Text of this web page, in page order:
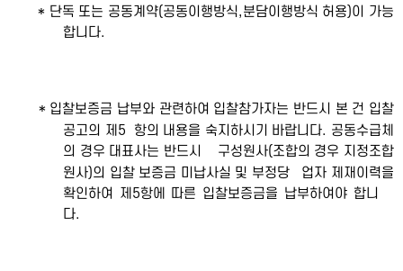
* 단독 또는 공동계약(공동이행방식,분담이행방식 허용)이 가능
합니다.
* 입찰보증금 납부와 관련하여 입찰참가자는 반드시 본 건 입찰
공고의 제5 항의 내용을 숙지하시기 바랍니다. 공동수급체
의 경우 대표사는 반드시 구성원사(조합의 경우 지정조합
원사)의 입찰 보증금 미납사실 및 부정당 업자 제재이력을
확인하여 제5항에 따른 입찰보증금을 납부하여야 합니
다.